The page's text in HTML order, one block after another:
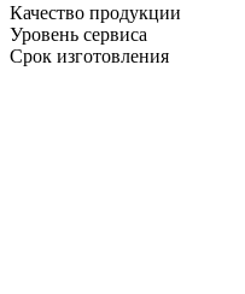
Качество продукции
Уровень сервиса
Срок изготовления